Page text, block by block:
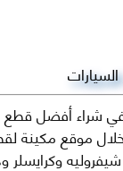
أفضل قطع غيار
موقع مكينة